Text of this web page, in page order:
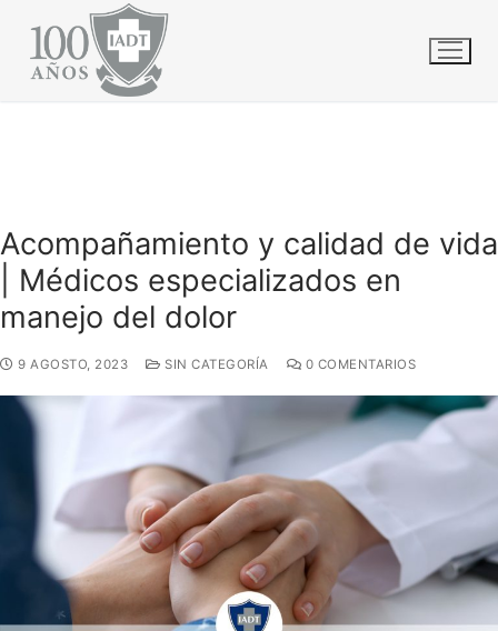
contenido
GENERALES
ACOMPAÑAMIENTO Y CALIDAD DE VIDA | MÉDICOS
ESPECIALIZADOS EN MANEJO DEL DOLOR
Acompañamiento y calidad de vida
| Médicos especializados en
manejo del dolor
9 AGOSTO, 2023 SIN CATEGORÍA 0 COMENTARIOS